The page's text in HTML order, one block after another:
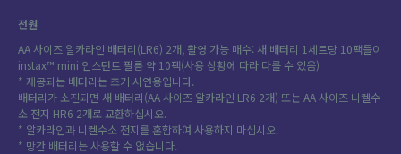
전원
AA 사이즈 알카라인 배터리(LR6) 2개, 촬영 가능 매수: 새 배터리 1세트당 10팩들이
instax™ mini 인스턴트 필름 약 10팩(사용 상황에 따라 다를 수 있음)
* 제공되는 배터리는 초기 시연용입니다.
배터리가 소진되면 새 배터리(AA 사이즈 알카라인 LR6 2개) 또는 AA 사이즈 니켈수
소 전지 HR6 2개로 교환하십시오.
* 알카라인과 니켈수소 전지를 혼합하여 사용하지 마십시오.
* 망간 배터리는 사용할 수 없습니다.